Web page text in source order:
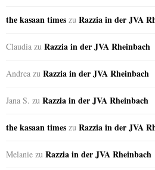
the kasaan times zu Razzia in der JVA
Claudia zu Razzia in der JVA Rheinbach
Andrea zu Razzia in der JVA Rheinbach
Jana S. zu Razzia in der JVA Rheinbach
the kasaan times zu Razzia in der JVA
Melanie zu Razzia in der JVA Rheinbach